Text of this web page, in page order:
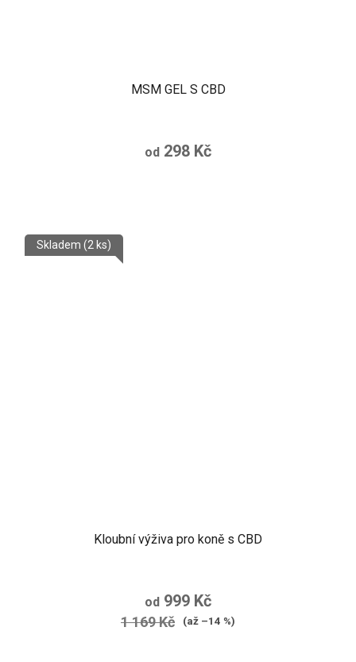
MSM GEL S CBD
od 298 Kč
Kloubní výživa pro koně s CBD
Skladem (2 ks)
od 999 Kč
1 169 Kč (až –14 %)